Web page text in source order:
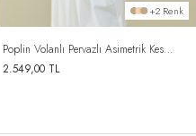
+2 Renk
Poplin Volanlı Pervazlı Asimetrik Kesim
Gömlek Ekru
2.549,00TL